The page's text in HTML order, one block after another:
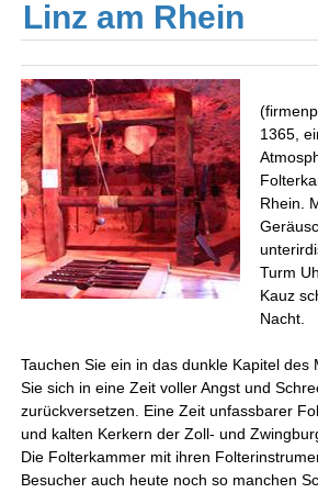
Linz am Rhein
1365,
Rhein.
Turm
Kauz
Nacht.
Tauchen Sie ein in das dunkle Kapitel des
Sie sich in eine Zeit voller Angst und
zurückversetzen. Eine Zeit unfassbarer
und kalten Kerkern der Zoll- und
Die Folterkammer mit ihren
Besucher auch heute noch so manchen